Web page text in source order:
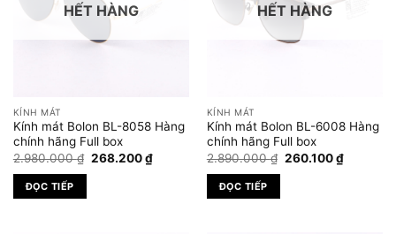
HẾT HÀNG
KÍNH MÁT
Kính mát Bolon BL-8058 Hàng
chính hãng Full box
2.980.000₫ Giá
268.200₫Giá
hiện
268.200 ₫.
ĐỌC TIẾP
HẾT HÀNG
KÍNH MÁT
Kính mát Bolon BL-6008 Hàng
chính hãng Full box
2.890.000₫ Giá
260.100₫Giá
hiện
ĐỌC TIẾP